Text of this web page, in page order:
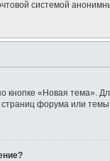
системой
«Новая тема».
страниц форума или